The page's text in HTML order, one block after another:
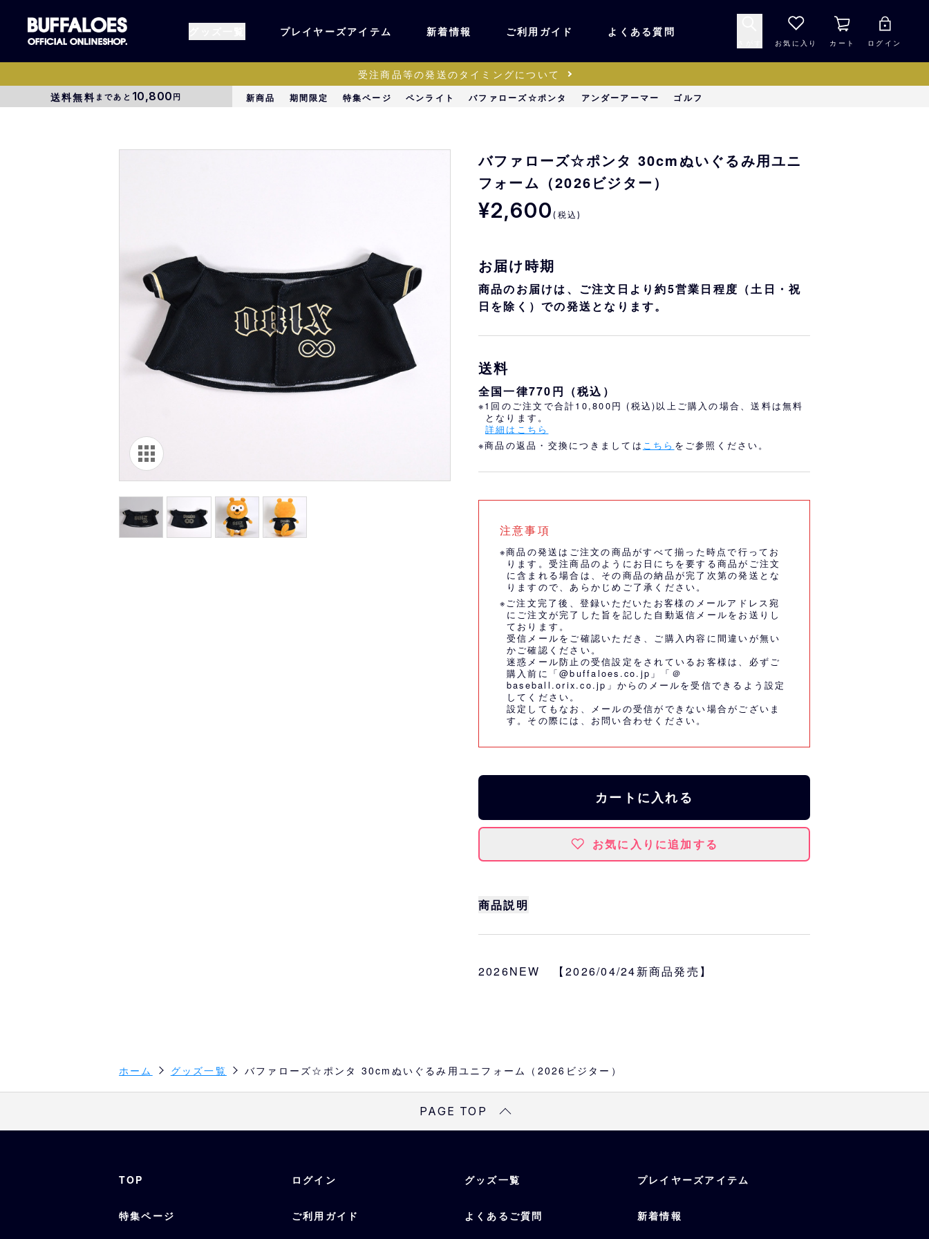
すべてのグッズ オーセンティック
ユニフォーム・ワッ
キャップ・ヘルメッ
タオル各種 アパレル キッズ・ベビー バッグ
ローズ☆ポンタ
ステーショナリー・
キーホルダー
1000円以上3000円
オリ達におすすめ オリ姫におすすめ オリっこにおすすめ
プレイヤーズアイテム 新着情報 ご利用ガイド よくある質問
お気に入り カート ログイン
受注商品等の発送のタイミングについて
送料無料まであと 10,800円 新商品 期間限定 特集ページ ペンライト バファローズ☆ポンタ アンダーアーマー ゴルフ
バファローズ☆ポンタ 30cmぬいぐるみ用ユニ
フォーム（2026ビジター）
¥2,600(税込)
お届け時期
商品のお届けは、ご注文日より約5営業日程度（土日・祝
日を除く）での発送となります。
送料
全国一律770円（税込）
※1回のご注文で合計10,800円 (税込)以上ご購入の場合、送料は無料
となります。
詳細はこちら
※商品の返品・交換につきましては こちら をご参照ください。
注意事項
※商品の発送はご注文の商品がすべて揃った時点で行ってお
ります。受注商品のようにお日にちを要する商品がご注文
に含まれる場合は、その商品の納品が完了次第の発送とな
りますので、あらかじめご了承ください。
※ご注文完了後、登録いただいたお客様のメールアドレス宛
にご注文が完了した旨を記した自動返信メールをお送りし
ております。
受信メールをご確認いただき、ご購入内容に間違いが無い
かご確認ください。
迷惑メール防止の受信設定をされているお客様は、必ずご
購入前に「@buffaloes.co.jp」「＠
baseball.orix.co.jp」からのメールを受信できるよう設定
してください。
設定してもなお、メールの受信ができない場合がございま
す。その際には、 お問い合わせください。
カートに入れる
お気に入りに追加する
商品説明
新デザインの「バファローズ☆ポンタ 30cmぬいぐるみ用
サイズ
2026NEW 【2026/04/24新商品発売】
ホーム グッズ一覧 バファローズ☆ポンタ 30cmぬいぐるみ用ユニフォーム（2026ビジター）
PAGE TOP
TOP ログイン グッズ一覧 プレイヤーズアイテム
特集ページ ご利用ガイド よくあるご質問 新着情報